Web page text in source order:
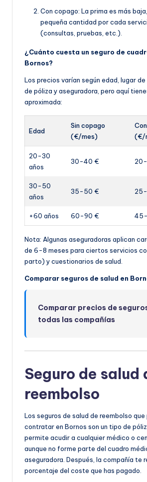
Con copago: La prima es más
pequeña cantidad por cada
(consultas, pruebas, etc.).
¿Cuánto cuesta un seguro de
Bornos?
Los precios varían según edad, lugar
de póliza y aseguradora, pero aquí
aproximada:
Edad
Sin copago
(€/mes)
(€/
20-30
años
30-40 €
30-50
años
35-50 €
+60 años 60-90 €
Nota: Algunas aseguradoras aplican
de 6-8 meses para ciertos servicios
parto) y cuestionarios de salud.
Comparar seguros de salud en
Comparar precios de
todas las compañías
Seguro de salud
reembolso
Los seguros de salud de reembolso que
contratar en Bornos son un tipo de
permite acudir a cualquier médico o
aunque no forme parte del cuadro
aseguradora. Después, la compañía te
porcentaje del coste que has pagado.